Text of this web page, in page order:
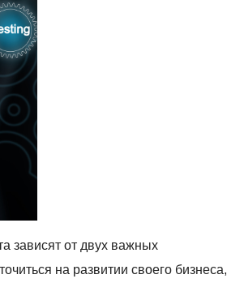
зависят от двух важных
на развитии своего бизнеса,